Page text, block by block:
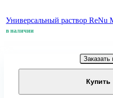
Универсальный раствор ReNu
в наличии
Заказать